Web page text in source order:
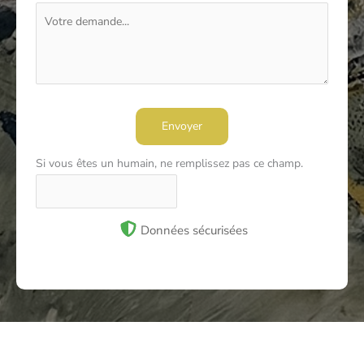
Envoyer
Si vous êtes un humain, ne remplissez pas ce champ.
Données sécurisées